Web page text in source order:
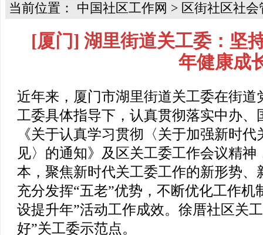
当前位置： 中国社区工作网 > 区街社区社会
[厦门] 湖里街道关工委：坚
年健康成
近年来，厦门市湖里街道关工委在街
工委具体指导下，认真贯彻落实中办
《关于认真学习贯彻〈关于加强新时
见〉的通知》及区关工委工作会议精神
本，聚焦新时代关工委工作的新形势
充分发挥“五老”优势，不断优化工作机
设提升年”活动工作成效。徐厝社区关
好”关工委示范点。